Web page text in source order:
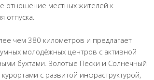
отношение местных жителей к
отпуска.
чем 380 километров и предлагает
молодёжных центров с активной
бухтами. Золотые Пески и Солнечный
с развитой инфраструктурой,